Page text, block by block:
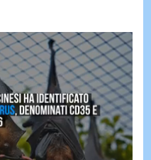
LOLGULP
LOVE
WOW
POP
NEWS
STORIE
VIDEO
& TV